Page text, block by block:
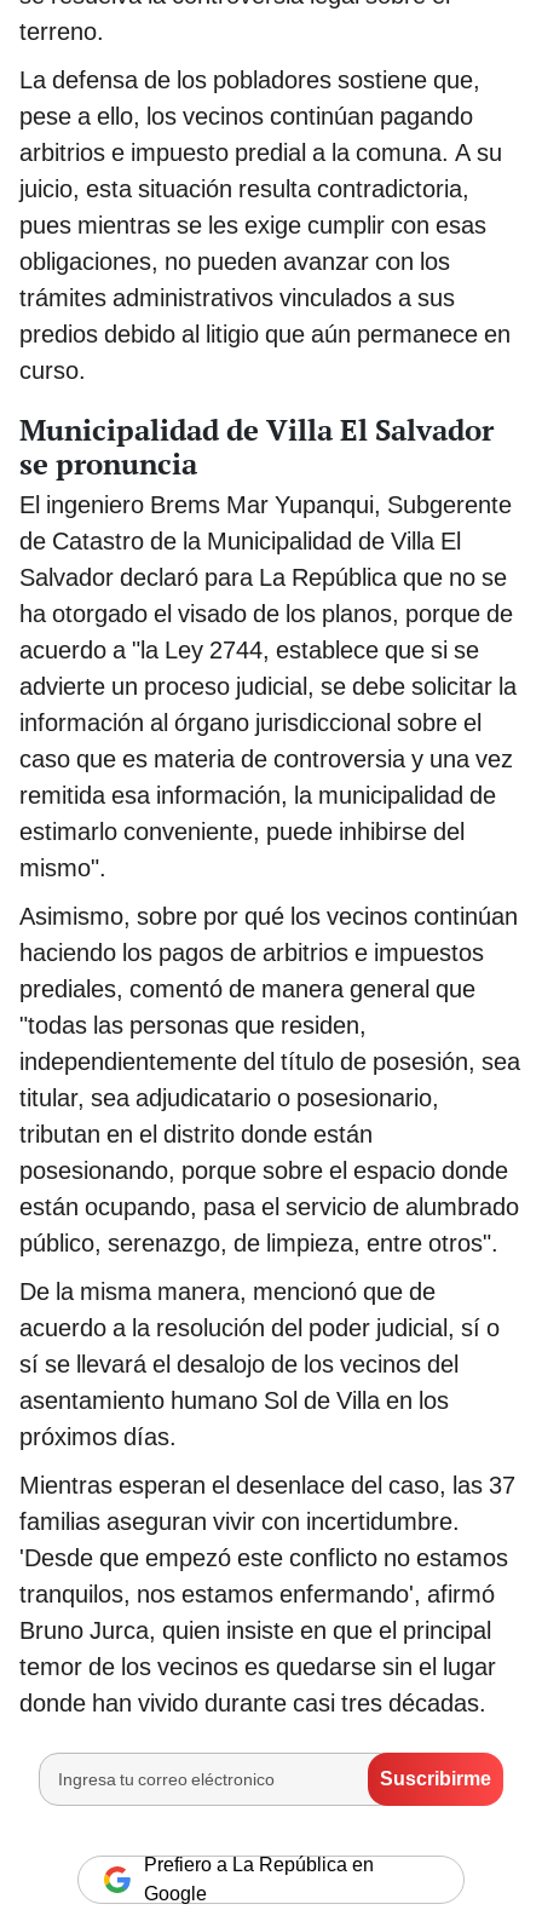
terreno.
La defensa de los pobladores sostiene que,
pese a ello, los vecinos continúan pagando
arbitrios e impuesto predial a la comuna. A su
juicio, esta situación resulta contradictoria,
pues mientras se les exige cumplir con esas
obligaciones, no pueden avanzar con los
trámites administrativos vinculados a sus
predios debido al litigio que aún permanece en
curso.
Municipalidad de Villa El Salvador
se pronuncia
El ingeniero Brems Mar Yupanqui, Subgerente
de Catastro de la Municipalidad de Villa El
Salvador declaró para La República que no se
ha otorgado el visado de los planos, porque de
acuerdo a "la Ley 2744, establece que si se
advierte un proceso judicial, se debe solicitar la
información al órgano jurisdiccional sobre el
caso que es materia de controversia y una vez
remitida esa información, la municipalidad de
estimarlo conveniente, puede inhibirse del
mismo".
Asimismo, sobre por qué los vecinos continúan
haciendo los pagos de arbitrios e impuestos
prediales, comentó de manera general que
"todas las personas que residen,
independientemente del título de posesión, sea
titular, sea adjudicatario o posesionario,
tributan en el distrito donde están
posesionando, porque sobre el espacio donde
están ocupando, pasa el servicio de alumbrado
público, serenazgo, de limpieza, entre otros".
De la misma manera, mencionó que de
acuerdo a la resolución del poder judicial, sí o
sí se llevará el desalojo de los vecinos del
asentamiento humano Sol de Villa en los
próximos días.
Mientras esperan el desenlace del caso, las 37
familias aseguran vivir con incertidumbre.
'Desde que empezó este conflicto no estamos
tranquilos, nos estamos enfermando', afirmó
Bruno Jurca, quien insiste en que el principal
temor de los vecinos es quedarse sin el lugar
donde han vivido durante casi tres décadas.
Prefiero a La República en
Google